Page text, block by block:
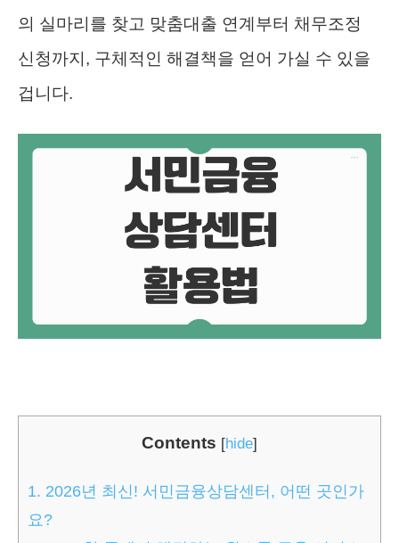
의 실마리를 찾고 맞춤대출 연계부터 채무조정
신청까지, 구체적인 해결책을 얻어 가실 수 있을
겁니다.
Contents [hide]
1. 2026년 최신! 서민금융상담센터, 어떤 곳인가
요?